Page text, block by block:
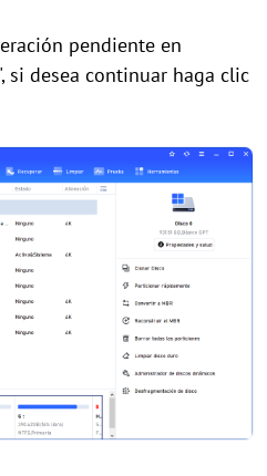
pendiente en
si desea continuar haga clic